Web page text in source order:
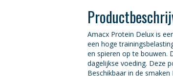
Amacx Protein Delux is
een hoge
en spieren op te bouwen.
dagelijkse voeding. Deze
Beschikbaar in de smaken